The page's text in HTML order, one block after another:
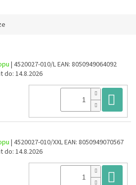
| 4520027-010/LEAN: 8050949064092
do: 14.8.2026
| 4520027-010/XXLEAN: 8050949070567
do: 14.8.2026